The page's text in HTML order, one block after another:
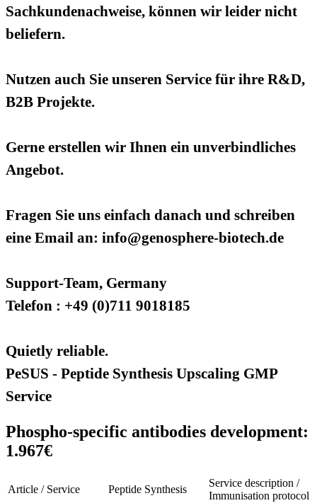
Sachkundenachweise, können wir leider nicht
beliefern.
Nutzen auch Sie unseren Service für ihre R&D,
B2B Projekte.
Gerne erstellen wir Ihnen ein unverbindliches
Angebot.
Fragen Sie uns einfach danach und schreiben
eine Email an: info@genosphere-biotech.de
Support-Team, Germany
Telefon : +49 (0)711 9018185
Quietly reliable.
PeSUS - Peptide Synthesis Upscaling GMP
Service
Phospho-specific antibodies development:
1.967€
Article / Service Peptide Synthesis
Service description /
Immunisation protocol